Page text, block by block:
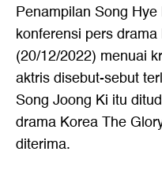
Penampilan Song
konferensi pers
(20/12/2022) menuai
aktris disebut-sebut
Song Joong Ki itu
drama Korea The
diterima.